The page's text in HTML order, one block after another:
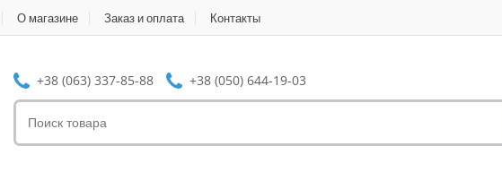
О магазине Заказ и оплата Контакты
+38 (063) 337-85-88 +38 (050) 644-19-03